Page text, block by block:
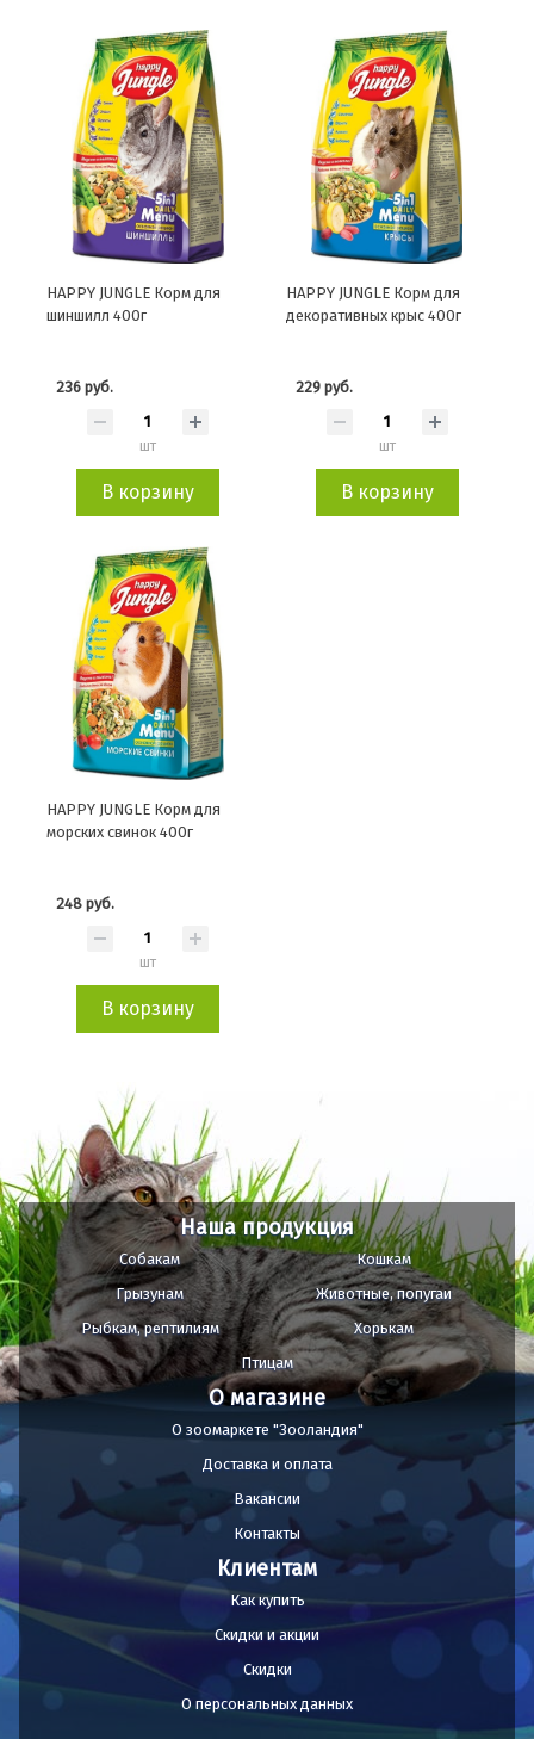
HAPPY JUNGLE Корм для
шиншилл 400г
236 руб.
шт
В корзину
HAPPY JUNGLE Корм для
декоративных крыс 400г
229 руб.
шт
В корзину
HAPPY JUNGLE Корм для
морских свинок 400г
248 руб.
шт
В корзину
Наша продукция
Собакам
Кошкам
Грызунам
Животные, попугаи
Рыбкам, рептилиям
Хорькам
Птицам
О магазине
О зоомаркете "Зооландия"
Доставка и оплата
Вакансии
Контакты
Клиентам
Как купить
Скидки и акции
Скидки
О персональных данных